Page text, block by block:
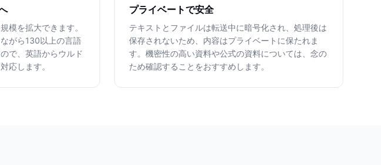
模を拡大できます。
がら130以上の言語
で、英語からウルド
応します。
プライベートで安全
テキストとファイルは転送中に暗号化され、処理後は
保存されないため、内容はプライベートに保たれま
す。機密性の高い資料や公式の資料については、念の
ため確認することをおすすめします。